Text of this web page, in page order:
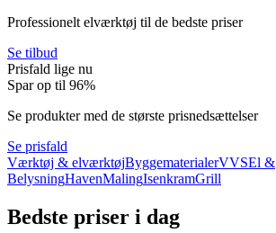
Professionelt elværktøj til de bedste priser
Se tilbud
Prisfald lige nu
Spar op til 96%
Se produkter med de største prisnedsættelser
Se prisfald
Værktøj & elværktøjByggematerialerVVSEl &
BelysningHavenMalingIsenkramGrill
Bedste priser i dag